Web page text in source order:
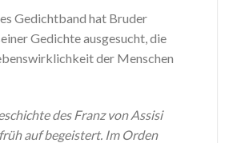
Gedichtband hat Bruder
Gedichte ausgesucht, die
der Menschen
des Franz von Assisi
auf begeistert. Im Orden